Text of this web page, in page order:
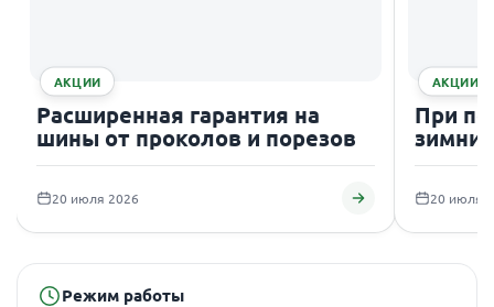
АКЦИИ
Расширенная гарантия на
шины от проколов и порезов
20 июля 2026
АКЦИИ
При
20 июля
Режим работы